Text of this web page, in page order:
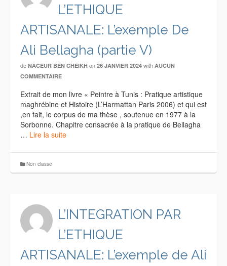
L’ETHIQUE
ARTISANALE: L’exemple De
Ali Bellagha (partie V)
de NACEUR BEN CHEIKH on 26 JANVIER 2024 with AUCUN
COMMENTAIRE
Extrait de mon livre « Peintre à Tunis : Pratique artistique
maghrébine et Histoire (L’Harmattan Paris 2006) et qui est
,en fait, le corpus de ma thèse , soutenue en 1977 à la
Sorbonne. Chapitre consacrée à la pratique de Bellagha
… Lire la suite
Non classé
L’INTEGRATION PAR
L’ETHIQUE
ARTISANALE: L’exemple de Ali